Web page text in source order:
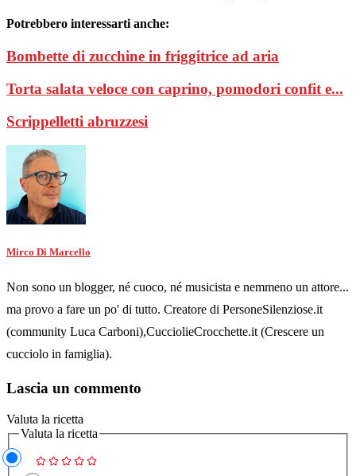
Potrebbero interessarti anche:
Bombette di zucchine in friggitrice ad aria
Torta salata veloce con caprino, pomodori confit e...
Scrippelletti abruzzesi
Mirco Di Marcello
Non sono un blogger, né cuoco, né musicista e nemmeno un attore...
ma provo a fare un po' di tutto. Creatore di PersoneSilenziose.it
(community Luca Carboni),CucciolieCrocchette.it (Crescere un
cucciolo in famiglia).
Lascia un commento
Valuta la ricetta
Valuta la ricetta